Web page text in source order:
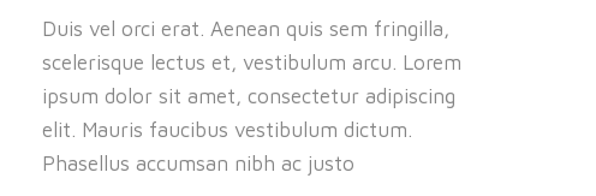
Duis vel orci erat. Aenean quis sem fringilla,
scelerisque lectus et, vestibulum arcu. Lorem
ipsum dolor sit amet, consectetur adipiscing
elit. Mauris faucibus vestibulum dictum.
Phasellus accumsan nibh ac justo